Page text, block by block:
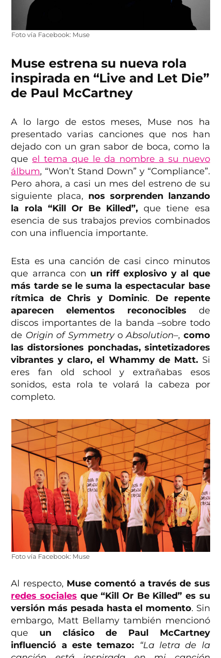
Foto vía Facebook: Muse
Muse estrena su nueva rola
inspirada en “Live and Let Die”
de Paul McCartney
A lo largo de estos meses, Muse nos ha
presentado varias canciones que nos han
dejado con un gran sabor de boca, como la
queel tema que le da nombre a su nuevo
álbum, “Won’t Stand Down” y “Compliance”.
Pero ahora, a casi un mes del estreno de su
siguiente placa, nos sorprenden lanzando
la rola “Kill Or Be Killed”, que tiene esa
esencia de sus trabajos previos combinados
con una influencia importante.
Esta es una canción de casi cinco minutos
que arranca con un riff explosivo y al que
más tarde se le suma la espectacular base
rítmica de Chris y Dominic. De repente
aparecen elementos reconocibles de
discos importantes de la banda –sobre todo
de Origin of SymmetryoAbsolution–, como
las distorsiones ponchadas, sintetizadores
vibrantes y claro, el Whammy de Matt. Si
eres fan old school y extrañabas esos
sonidos, esta rola te volará la cabeza por
completo.
Foto vía Facebook: Muse
Al respecto, Muse comentó a través de sus
redes sociales que “Kill Or Be Killed” es su
versión más pesada hasta el momento. Sin
embargo, Matt Bellamy también mencionó
que un clásico de Paul McCartney
influenció a este temazo:
“La letra de la